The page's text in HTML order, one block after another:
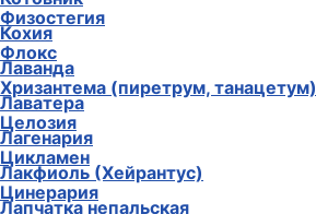
Физостегия
Флокс
Хризантема (пиретрум, танацетум)
Целозия
Цикламен
Цинерария
Кохия
Лаванда
Лаватера
Лагенария
Лакфиоль (Хейрантус)
Лапчатка непальская